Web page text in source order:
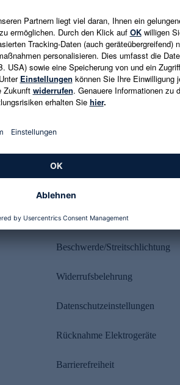
in
E-Mail-Adresse eingeben
Es gelten die Datenschutzrichtlinien
Rechtliches
Beschwerde/Streitschlichtung
Widerrufsbelehrung
Datenschutzeinstellungen
Rücknahme Elektrogeräte
Barrierefreiheit